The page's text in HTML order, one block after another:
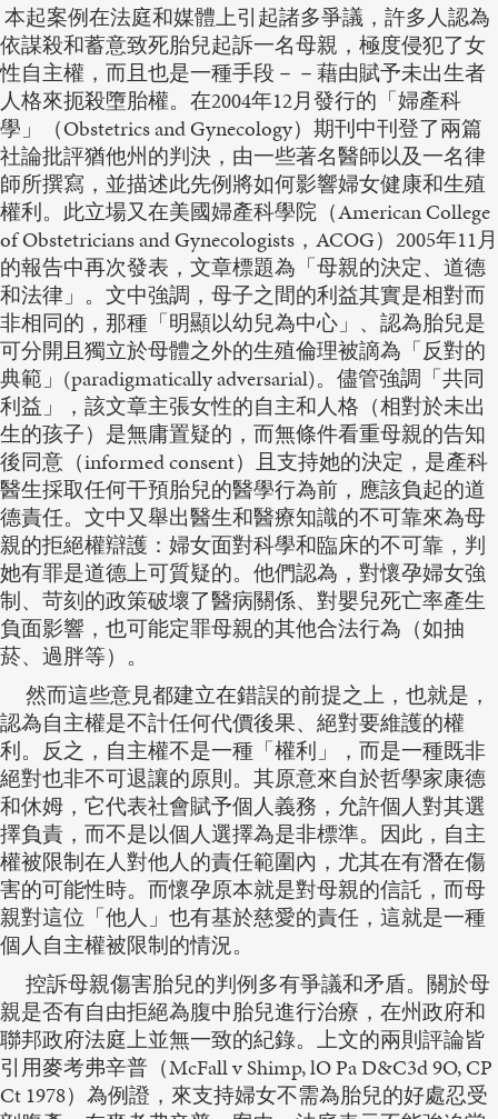
本起案例在法庭和媒體上引起諸多爭議，許多人認為
依謀殺和蓄意致死胎兒起訴一名母親，極度侵犯了女
性自主權，而且也是一種手段－－藉由賦予未出生者
人格來扼殺墮胎權。在2004年12月發行的「婦產科
學」（Obstetrics and Gynecology）期刊中刊登了兩篇
社論批評猶他州的判決，由一些著名醫師以及一名律
師所撰寫，並描述此先例將如何影響婦女健康和生殖
權利。此立場又在美國婦產科學院（American College
of Obstetricians and Gynecologists，ACOG）2005年11月
的報告中再次發表，文章標題為「母親的決定、道德
和法律」。文中強調，母子之間的利益其實是相對而
非相同的，那種「明顯以幼兒為中心」、認為胎兒是
可分開且獨立於母體之外的生殖倫理被謫為「反對的
典範」(paradigmatically adversarial)。儘管強調「共同
利益」，該文章主張女性的自主和人格（相對於未出
生的孩子）是無庸置疑的，而無條件看重母親的告知
後同意（informed consent）且支持她的決定，是產科
醫生採取任何干預胎兒的醫學行為前，應該負起的道
德責任。文中又舉出醫生和醫療知識的不可靠來為母
親的拒絕權辯護：婦女面對科學和臨床的不可靠，判
她有罪是道德上可質疑的。他們認為，對懷孕婦女強
制、苛刻的政策破壞了醫病關係、對嬰兒死亡率產生
負面影響，也可能定罪母親的其他合法行為（如抽
菸、過胖等）。
然而這些意見都建立在錯誤的前提之上，也就是，
認為自主權是不計任何代價後果、絕對要維護的權
利。反之，自主權不是一種「權利」，而是一種既非
絕對也非不可退讓的原則。其原意來自於哲學家康德
和休姆，它代表社會賦予個人義務，允許個人對其選
擇負責，而不是以個人選擇為是非標準。因此，自主
權被限制在人對他人的責任範圍內，尤其在有潛在傷
害的可能性時。而懷孕原本就是對母親的信託，而母
親對這位「他人」也有基於慈愛的責任，這就是一種
個人自主權被限制的情況。
控訴母親傷害胎兒的判例多有爭議和矛盾。關於母
親是否有自由拒絕為腹中胎兒進行治療，在州政府和
聯邦政府法庭上並無一致的紀錄。上文的兩則評論皆
引用麥考弗辛普（McFall v Shimp, lO Pa D&C3d 9O, CP
Ct 1978）為例證，來支持婦女不需為胎兒的好處忍受